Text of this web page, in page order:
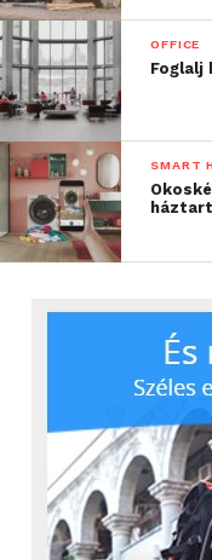
OFFICE
Foglalj
SMART